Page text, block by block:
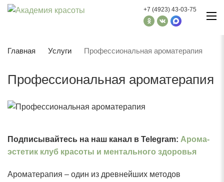
+7 (4923) 43-03-75
Главная Услуги Профессиональная ароматерапия
Профессиональная ароматерапия
Подписывайтесь на наш канал в Telegram: Арома-
эстетик клуб красоты и ментального здоровья
Ароматерапия – один из древнейших методов